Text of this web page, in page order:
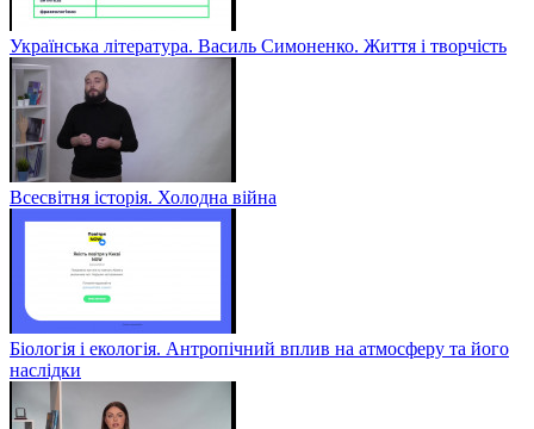
Українська література. Василь Симоненко. Життя і творчість
Всесвітня історія. Холодна війна
Біологія і екологія. Антропічний вплив на атмосферу та його
наслідки